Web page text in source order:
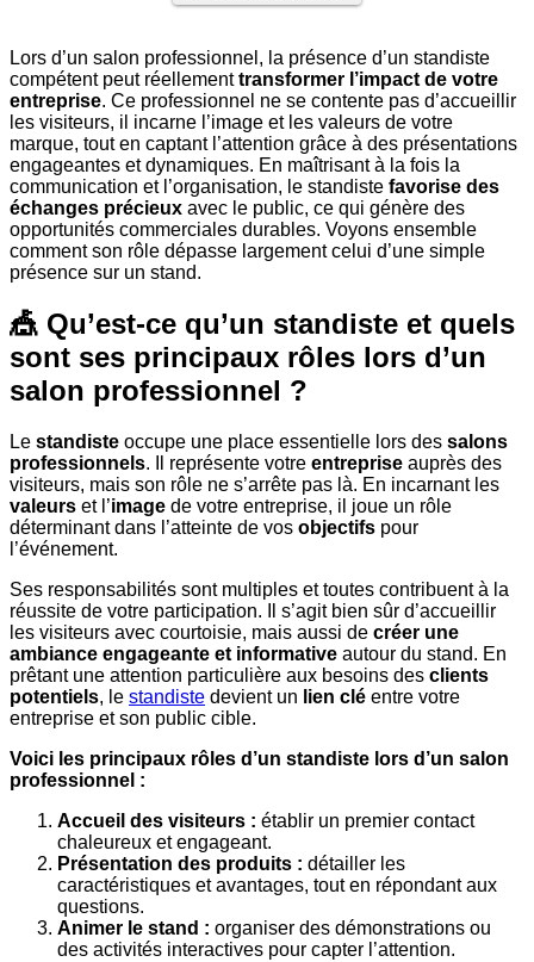
Lors d’un salon professionnel, la présence d’un standiste
compétent peut réellementtransformer l’impact de votre
entreprise. Ce professionnel ne se contente pas d’accueillir
les visiteurs, il incarne l’image et les valeurs de votre
marque, tout en captant l’attention grâce à des présentations
engageantes et dynamiques. En maîtrisant à la fois la
communication et l’organisation, le standiste favorise des
échanges précieux avec le public, ce qui génère des
opportunités commerciales durables. Voyons ensemble
comment son rôle dépasse largement celui d’une simple
présence sur un stand.
🎪 Qu’est-ce qu’un standiste et quels
sont ses principaux rôles lors d’un
salon professionnel ?
Le standiste occupe une place essentielle lors des salons
professionnels. Il représente votre entreprise auprès des
visiteurs, mais son rôle ne s’arrête pas là. En incarnant les
valeurs et l’image de votre entreprise, il joue un rôle
déterminant dans l’atteinte de vos objectifs pour
l’événement.
Ses responsabilités sont multiples et toutes contribuent à la
réussite de votre participation. Il s’agit bien sûr d’accueillir
les visiteurs avec courtoisie, mais aussi de créer une
ambiance engageante et informative autour du stand. En
prêtant une attention particulière aux besoins des clients
potentiels, le standiste devient un lien clé entre votre
entreprise et son public cible.
Voici les principaux rôles d’un standiste lors d’un salon
professionnel :
Accueil des visiteurs : établir un premier contact
chaleureux et engageant.
Présentation des produits : détailler les
caractéristiques et avantages, tout en répondant aux
questions.
Animer le stand : organiser des démonstrations ou
des activités interactives pour capter l’attention.